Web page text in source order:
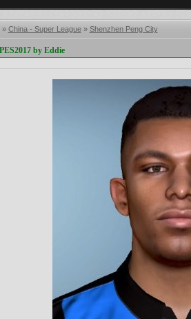
» China - Super League» Shenzhen Peng City
by Eddie